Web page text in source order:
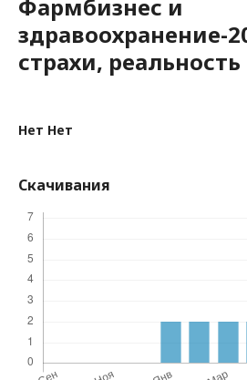
Фармбизнес и
здравоохранение-
страхи, реальность
Нет Нет
Скачивания